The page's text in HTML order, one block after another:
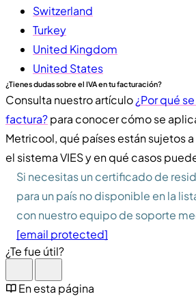
Switzerland
Turkey
United Kingdom
United States
¿Tienes dudas sobre el IVA en tu facturación?
Consulta nuestro artículo¿Por qué
factura?para conocer cómo se
Metricool, qué países están sujetos
el sistema VIES y en qué casos
Si necesitas un certificado de
para un país no disponible en la
con nuestro equipo de soporte
[email protected]
¿Te fue útil?
En esta página